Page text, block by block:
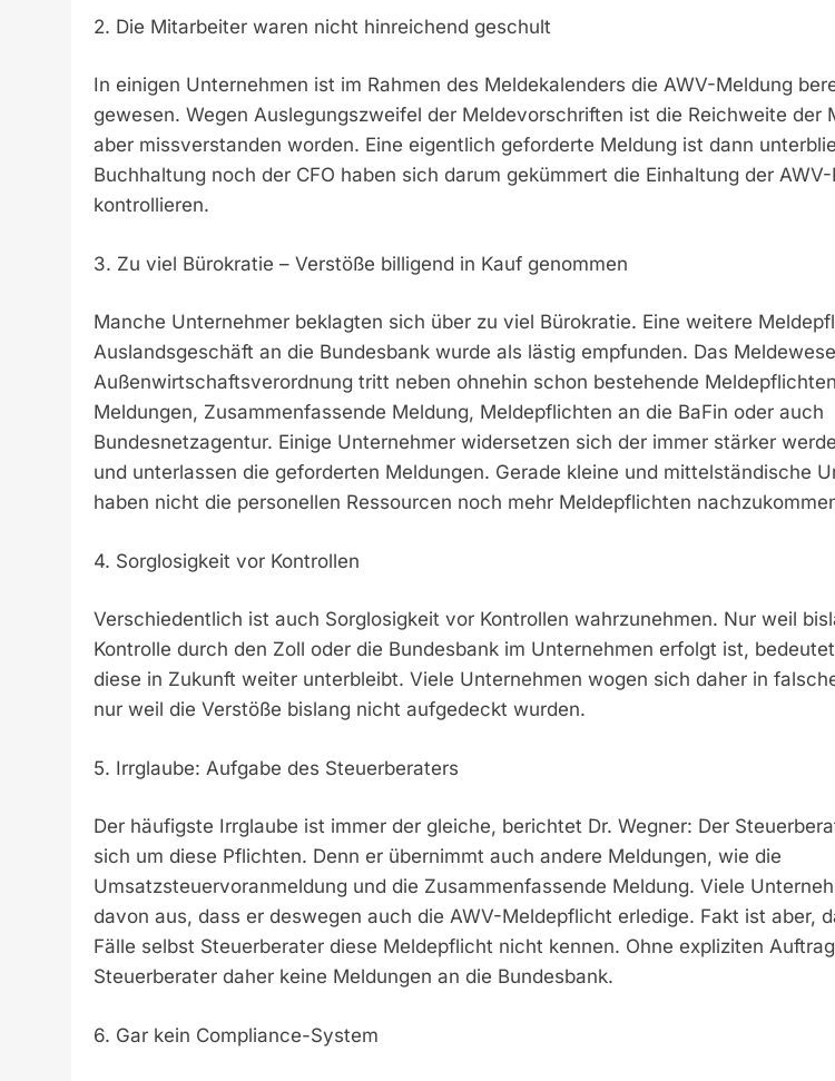
2. Die Mitarbeiter waren nicht hinreichend geschult
In einigen Unternehmen ist im Rahmen des Meldekalenders die AWV-Meldung
gewesen. Wegen Auslegungszweifel der Meldevorschriften ist die Reichweite der
aber missverstanden worden. Eine eigentlich geforderte Meldung ist dann
Buchhaltung noch der CFO haben sich darum gekümmert die Einhaltung der
kontrollieren.
3. Zu viel Bürokratie – Verstöße billigend in Kauf genommen
Manche Unternehmer beklagten sich über zu viel Bürokratie. Eine weitere
Auslandsgeschäft an die Bundesbank wurde als lästig empfunden. Das
Außenwirtschaftsverordnung tritt neben ohnehin schon bestehende
Meldungen, Zusammenfassende Meldung, Meldepflichten an die BaFin oder auch
Bundesnetzagentur. Einige Unternehmer widersetzen sich der immer stärker
und unterlassen die geforderten Meldungen. Gerade kleine und mittelständische
haben nicht die personellen Ressourcen noch mehr Meldepflichten
4. Sorglosigkeit vor Kontrollen
Verschiedentlich ist auch Sorglosigkeit vor Kontrollen wahrzunehmen. Nur weil
Kontrolle durch den Zoll oder die Bundesbank im Unternehmen erfolgt ist,
diese in Zukunft weiter unterbleibt. Viele Unternehmen wogen sich daher in
nur weil die Verstöße bislang nicht aufgedeckt wurden.
5. Irrglaube: Aufgabe des Steuerberaters
Der häufigste Irrglaube ist immer der gleiche, berichtet Dr. Wegner: Der
sich um diese Pflichten. Denn er übernimmt auch andere Meldungen, wie die
Umsatzsteuervoranmeldung und die Zusammenfassende Meldung. Viele
davon aus, dass er deswegen auch die AWV-Meldepflicht erledige. Fakt ist aber,
Fälle selbst Steuerberater diese Meldepflicht nicht kennen. Ohne expliziten
Steuerberater daher keine Meldungen an die Bundesbank.
6. Gar kein Compliance-System